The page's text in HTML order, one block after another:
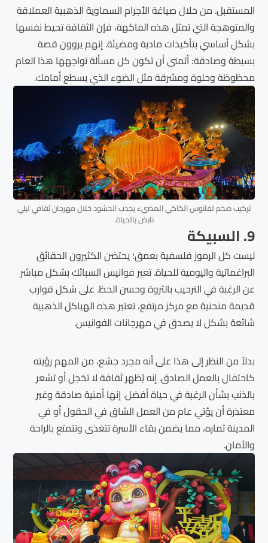
المستقبل. من خلال صياغة الأجرام السماوية الذهبية العملاقة
والمتوهجة التي تمثل هذه الفاكهة، فإن الثقافة تحيط نفسها
بشكل أساسي بتأكيدات مادية ومضيئة. إنهم يروون قصة
بسيطة وصادقة: أتمنى أن تكون كل مسألة تواجهها هذا العام
محظوظة وحلوة ومشرقة مثل الضوء الذي يسطع أمامك.
تركيب ضخم لفانوس الكاكي المضيء يجذب الحشود خلال مهرجان ثقافي ليلي
نابض بالحياة.
9. السبيكة
ليست كل الرموز فلسفية بعمق؛ يحتضن الكثيرون الحقائق
البراغماتية واليومية للحياة. تعبر فوانيس السبائك بشكل مباشر
عن الرغبة في الترحيب بالثروة وحسن الحظ. على شكل قوارب
قديمة منحنية مع مركز مرتفع، تعتبر هذه الهياكل الذهبية
شائعة بشكل لا يصدق في مهرجانات الفوانيس.
بدلاً من النظر إلى هذا على أنه مجرد جشع، من المهم رؤيته
كاحتفال بالعمل الصادق. إنه يُظهر ثقافة لا تخجل أو تشعر
بالذنب بشأن الرغبة في حياة أفضل. إنها أمنية صادقة وغير
معتذرة أن يؤتي عام من العمل الشاق في الحقول أو في
المدينة ثماره، مما يضمن بقاء الأسرة تتغذى وتتمتع بالراحة
والأمان.